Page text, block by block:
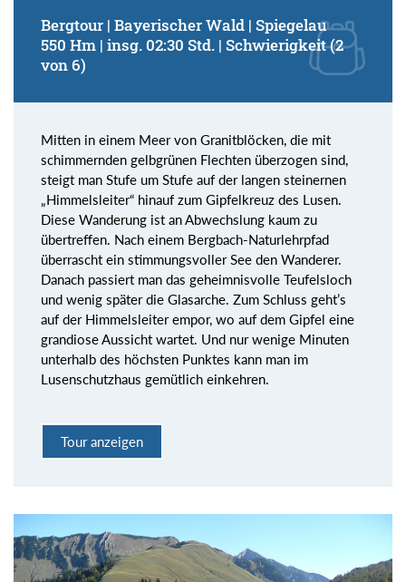
Bergtour | Bayerischer Wald | Spiegelau
550 Hm | insg. 02:30 Std. | Schwierigkeit (2
von 6)
Mitten in einem Meer von Granitblöcken, die mit
schimmernden gelbgrünen Flechten überzogen sind,
steigt man Stufe um Stufe auf der langen steinernen
„Himmelsleiter“ hinauf zum Gipfelkreuz des Lusen.
Diese Wanderung ist an Abwechslung kaum zu
übertreffen. Nach einem Bergbach-Naturlehrpfad
überrascht ein stimmungsvoller See den Wanderer.
Danach passiert man das geheimnisvolle Teufelsloch
und wenig später die Glasarche. Zum Schluss geht’s
auf der Himmelsleiter empor, wo auf dem Gipfel eine
grandiose Aussicht wartet. Und nur wenige Minuten
unterhalb des höchsten Punktes kann man im
Lusenschutzhaus gemütlich einkehren.
Tour anzeigen